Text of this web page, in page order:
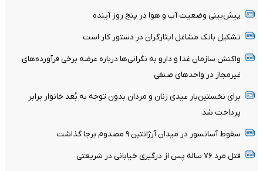
پیش‌بینی وضعیت آب و هوا در پنج روز آینده
تشکیل بانک مشاغل ایثارگران در دستور کار است
واکنش سازمان غذا و دارو به نگرانی‌ها درباره عرضه برخی فرآورده‌های
غیرمجاز در واحدهای صنفی
برای نخستین‌بار عیدی زنان و مردان بدون توجه به بُعد خانوار برابر
پرداخت شد
سقوط آسانسور در میدان آرژانتین ۹ مصدوم برجا گذاشت
قتل مرد ۷۶ ساله پس از درگیری خیابانی در شریعتی